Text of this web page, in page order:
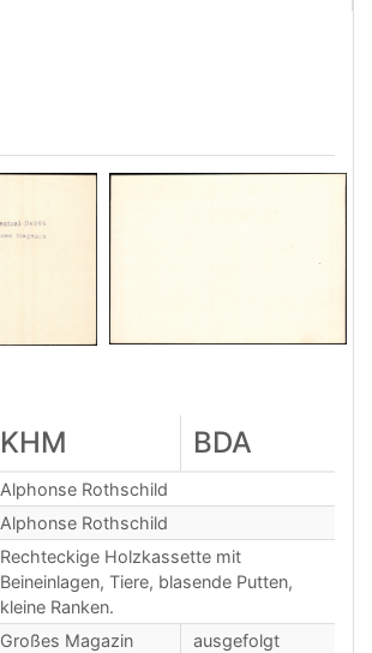
KHM BDA
Alphonse Rothschild
Alphonse Rothschild
Rechteckige Holzkassette mit
Beineinlagen, Tiere, blasende Putten,
kleine Ranken.
Großes Magazin
ausgefolgt